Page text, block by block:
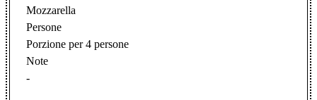
Mozzarella
Persone
Porzione per 4 persone
Note
-